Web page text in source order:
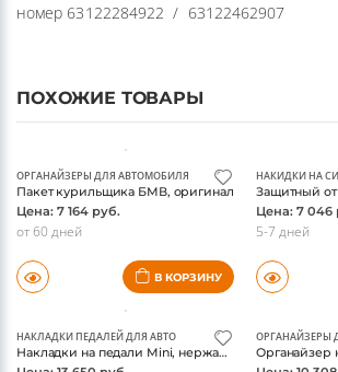
номер 63122284922 / 63122462907
ПОХОЖИЕ ТОВАРЫ
ОРГАНАЙЗЕРЫ ДЛЯ АВТОМОБИЛЯ
Пакет курильщика БМВ, оригинал
Цена: 7 164 руб.
от 60 дней
В КОРЗИНУ
НАКИДКИ НА
Цена: 7 046
5-7 дней
НАКЛАДКИ ПЕДАЛЕЙ ДЛЯ АВТО
Накладки на педали Mini, нержавеющая сталь, МКПП, оригинал
ОРГАНАЙЗЕРЫ